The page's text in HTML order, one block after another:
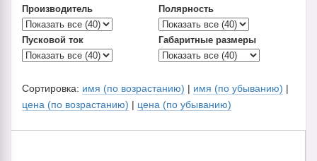
Производитель Полярность
Пусковой ток Габаритные размеры
Сортировка: имя (по возрастанию) | имя (по убыванию) |
цена (по возрастанию) | цена (по убыванию)